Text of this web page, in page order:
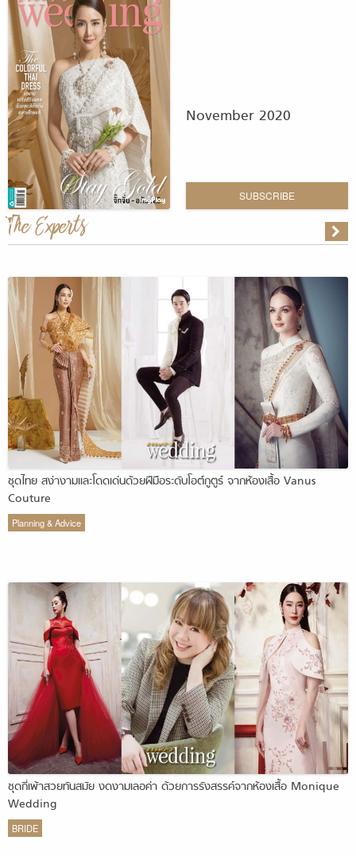
November 2020
SUBSCRIBE
The Experts
ชุดไทย สง่างามและโดดเด่นด้วยฝีมือระดับโอต์กูตูร์ จากห้องเสื้อ Vanus
Couture
Planning & Advice
ชุดกี่เพ้าสวยทันสมัย งดงามเลอค่า ด้วยการรังสรรค์จากห้องเสื้อ Monique
Wedding
BRIDE